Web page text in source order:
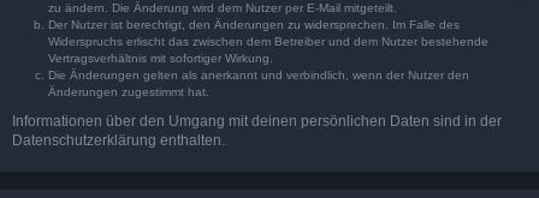
zu ändern. Die Änderung wird dem Nutzer per E-Mail mitgeteilt.
Der Nutzer ist berechtigt, den Änderungen zu widersprechen. Im Falle des
Widerspruchs erlischt das zwischen dem Betreiber und dem Nutzer bestehende
Vertragsverhältnis mit sofortiger Wirkung.
Die Änderungen gelten als anerkannt und verbindlich, wenn der Nutzer den
Änderungen zugestimmt hat.
Informationen über den Umgang mit deinen persönlichen Daten sind in der
Datenschutzerklärung enthalten.